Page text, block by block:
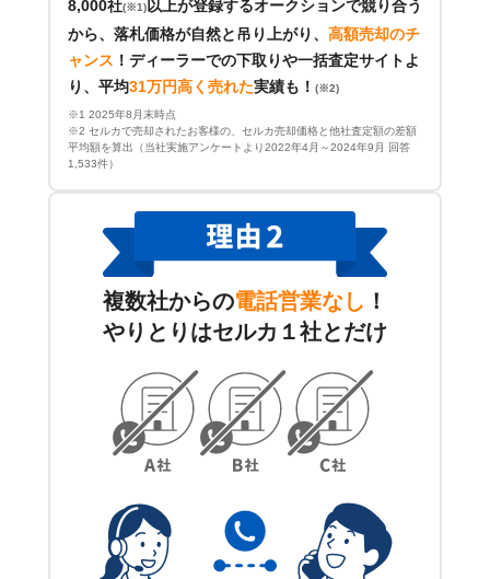
8,000社(※1) 以上が登録するオークションで競り合う
から、落札価格が自然と吊り上がり、 高額売却のチ
ャンス ！ ディーラーでの下取りや一括査定サイトよ
り、平均31万円高く売れた実績も！ (※2)
※1 2025年8月末時点
※2 セルカで売却されたお客様の、セルカ売却価格と他社査定額の差額
平均額を算出（当社実施アンケートより2022年4月～2024年9月 回答
1,533件）
複数社からの電話営業なし ！
やりとりはセルカ１社とだけ